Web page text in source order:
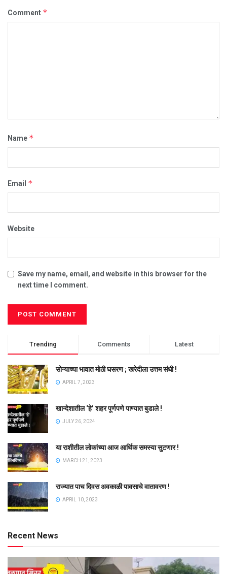
Comment *
Name *
Email *
Website
Save my name, email, and website in this browser for the
next time I comment.
Trending Comments Latest
सोन्याच्या भावात मोठी घसरण ; खरेदीला उत्तम संधी !
APRIL 7, 2023
खान्देशातील ‘हे’ शहर पूर्णपणे पाण्यात बुडाले !
JULY 26, 2024
या राशीतील लोकांच्या आज आर्थिक समस्या सुटणार !
MARCH 21, 2023
राज्यात पाच दिवस अवकाळी पावसाचे वातावरण !
APRIL 10, 2023
Recent News